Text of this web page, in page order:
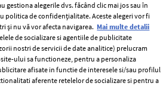
have al
gestiona alegerile dvs. făcând clic mai jos sau în
politica de confidențialitate. Aceste alegeri vor fi
și nu vă vor afecta navigarea. Mai multe detalii
de socializare si agentiile de publicitate
nostri de servicii de date analitice) prelucram
ului sa functioneze, pentru a personaliza
afisate in functie de interesele si/sau profilul
aferente retelelor de socializare si pentru a